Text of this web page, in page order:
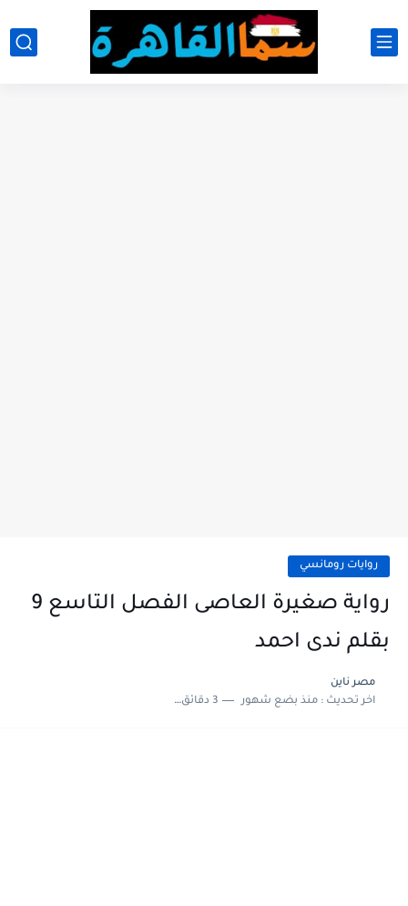
روايات رومانسي
رواية صغيرة العاصى الفصل التاسع 9
بقلم ندى احمد
مصر ناين
اخر تحديث :منذ بضع شهور 3 دقائق للقراءة